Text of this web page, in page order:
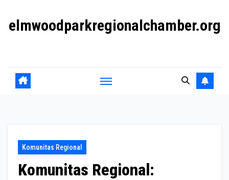
elmwoodparkregionalchamber.org
Komunitas Regional
Komunitas Regional: